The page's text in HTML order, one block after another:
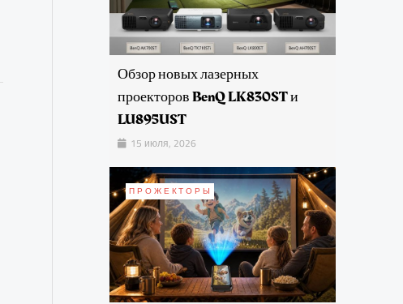
Обзор новых лазерных
проекторов BenQ LK830ST и
LU895UST
15 июля, 2026
ПРОЖЕКТОРЫ